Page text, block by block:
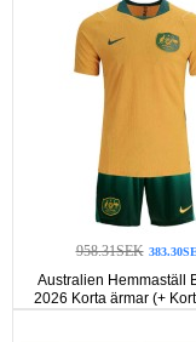
958.31SEK
Australien Hemmaställ
2026 Korta ärmar (+